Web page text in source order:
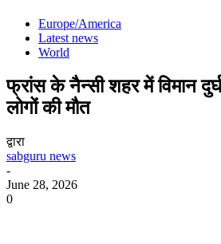
Europe/America
Latest news
World
फ्रांस के नैन्सी शहर में विमान
लोगों की मौत
द्वारा
sabguru news
-
June 28, 2026
0